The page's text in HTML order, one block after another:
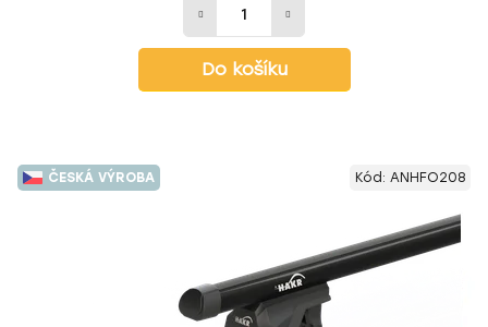
Do košíku
ČESKÁ VÝROBA Kód: ANHFO208